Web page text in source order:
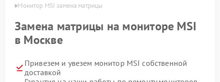
Монитор MSI замена матрицы
Замена матрицы на мониторе MSI
в Москве
Привезем и увезем монитор MSI собственной
доставкой